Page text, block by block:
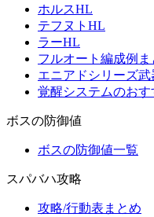
ホルスHL
テフヌトHL
ラーHL
フルオート編成例ま
エニアドシリーズ
覚醒システムのお
ボスの防御値
ボスの防御値一覧
スパバハ攻略
攻略/行動表まとめ